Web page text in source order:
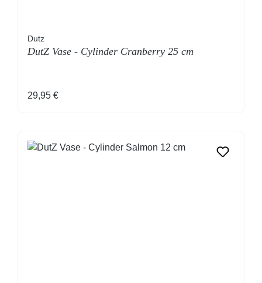
Dutz
DutZ Vase - Cylinder Cranberry 25 cm
Regulärer Preis:
29,95 €